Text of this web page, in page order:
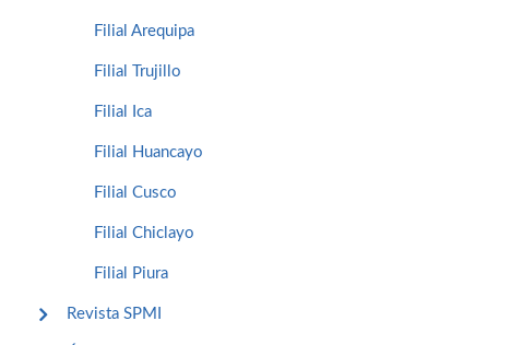
Filial Arequipa
Filial Trujillo
Filial Ica
Filial Huancayo
Filial Cusco
Filial Chiclayo
Filial Piura
Revista SPMI